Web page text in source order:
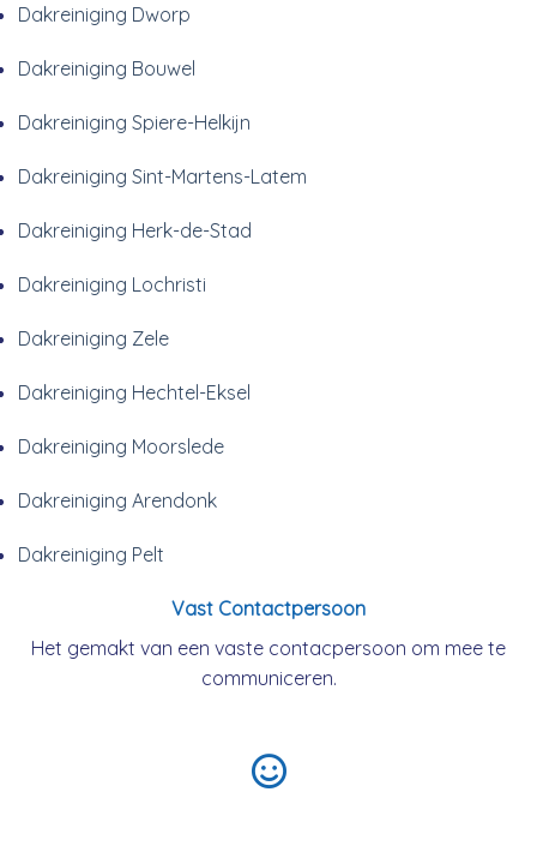
Dakreiniging Dworp
Dakreiniging Bouwel
Dakreiniging Spiere-Helkijn
Dakreiniging Sint-Martens-Latem
Dakreiniging Herk-de-Stad
Dakreiniging Lochristi
Dakreiniging Zele
Dakreiniging Hechtel-Eksel
Dakreiniging Moorslede
Dakreiniging Arendonk
Dakreiniging Pelt
Vast Contactpersoon
Het gemakt van een vaste contacpersoon om mee te
communiceren.